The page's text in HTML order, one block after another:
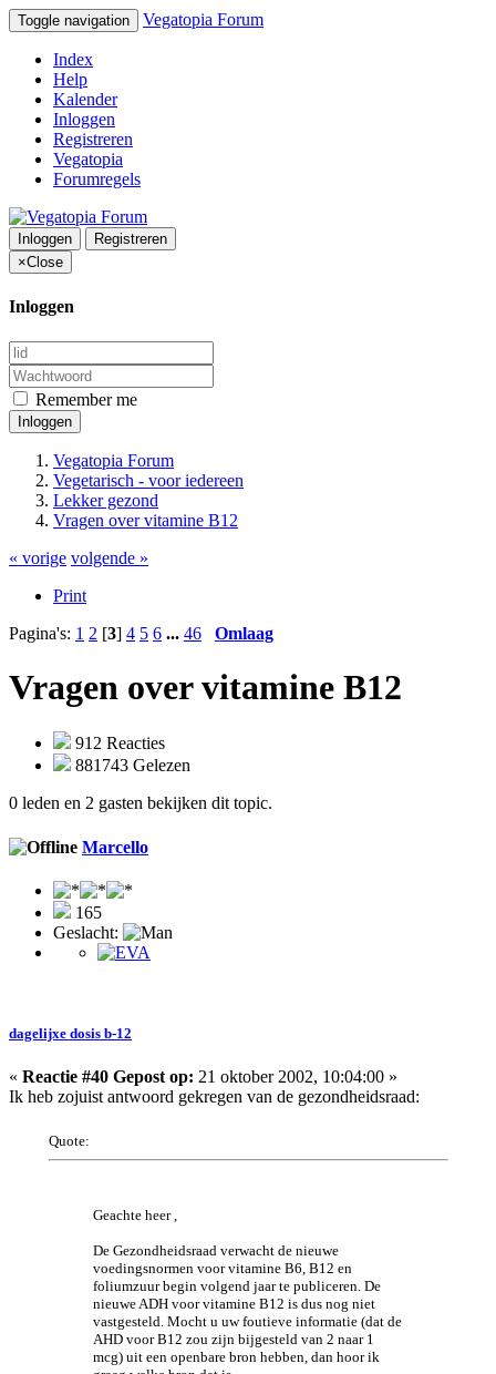
Toggle navigation Vegatopia Forum
Index
Help
Kalender
Inloggen
Registreren
Vegatopia
Forumregels
Inloggen
Registreren
×Close
Inloggen
Remember me
Inloggen
Vegatopia Forum
Vegetarisch - voor iedereen
Lekker gezond
Vragen over vitamine B12
« vorige volgende »
Print
Pagina's: 1 2 [3] 4 5 6 ... 46 Omlaag
Vragen over vitamine B12
912 Reacties
881743 Gelezen
0 leden en 2 gasten bekijken dit topic.
Marcello
165
Geslacht:
dagelijxe dosis b-12
« Reactie #40 Gepost op: 21 oktober 2002, 10:04:00 »
Ik heb zojuist antwoord gekregen van de gezondheidsraad:
Quote:
Geachte heer ,
De Gezondheidsraad verwacht de nieuwe
voedingsnormen voor vitamine B6, B12 en
foliumzuur begin volgend jaar te publiceren. De
nieuwe ADH voor vitamine B12 is dus nog niet
vastgesteld. Mocht u uw foutieve informatie (dat de
AHD voor B12 zou zijn bijgesteld van 2 naar 1
mcg) uit een openbare bron hebben, dan hoor ik